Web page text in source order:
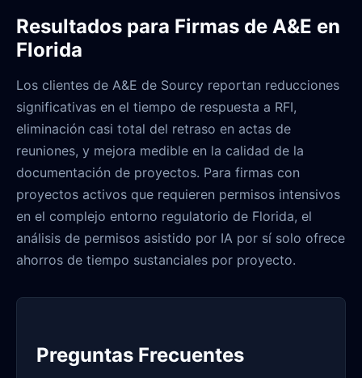
Resultados para Firmas de A&E en
Florida
Los clientes de A&E de Sourcy reportan reducciones
significativas en el tiempo de respuesta a RFI,
eliminación casi total del retraso en actas de
reuniones, y mejora medible en la calidad de la
documentación de proyectos. Para firmas con
proyectos activos que requieren permisos intensivos
en el complejo entorno regulatorio de Florida, el
análisis de permisos asistido por IA por sí solo ofrece
ahorros de tiempo sustanciales por proyecto.
Preguntas Frecuentes